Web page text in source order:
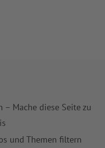
Mache diese Seite zu
und Themen filtern